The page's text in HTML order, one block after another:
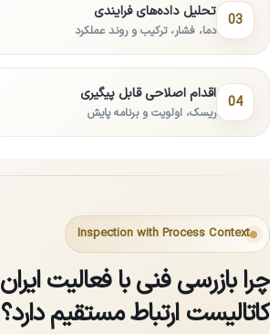
03 تحلیل داده‌های فرایندی
دما، فشار، ترکیب و روند عملکرد
04 اقدام اصلاحی قابل پیگیری
ریسک، اولویت و برنامه پایش
Inspection with Process Context
چرا بازرسی فنی با فعالیت ایران
کاتالیست ارتباط مستقیم دارد؟